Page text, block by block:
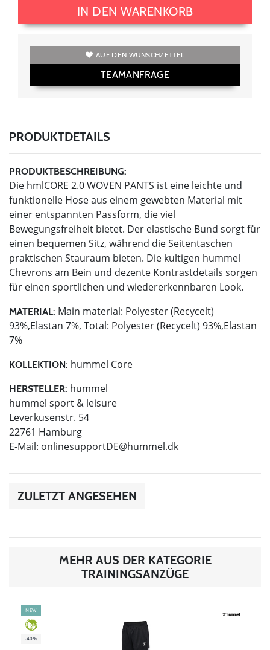
IN DEN WARENKORB
AUF DEN WUNSCHZETTEL
TEAMANFRAGE
PRODUKTDETAILS
PRODUKTBESCHREIBUNG:
Die hmlCORE 2.0 WOVEN PANTS ist eine leichte und
funktionelle Hose aus einem gewebten Material mit
einer entspannten Passform, die viel
Bewegungsfreiheit bietet. Der elastische Bund sorgt für
einen bequemen Sitz, während die Seitentaschen
praktischen Stauraum bieten. Die kultigen hummel
Chevrons am Bein und dezente Kontrastdetails sorgen
für einen sportlichen und wiedererkennbaren Look.
MATERIAL: Main material: Polyester (Recycelt)
93%,Elastan 7%, Total: Polyester (Recycelt) 93%,Elastan
7%
KOLLEKTION: hummel Core
HERSTELLER: hummel
hummel sport & leisure
Leverkusenstr. 54
22761 Hamburg
E-Mail: onlinesupportDE@hummel.dk
ZULETZT ANGESEHEN
MEHR AUS DER KATEGORIE
TRAININGSANZÜGE
NEW
GREEN
-40%